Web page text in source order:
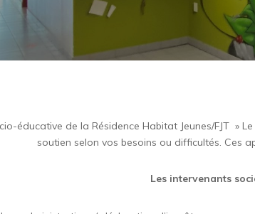
éducative de la Résidence Habitat Jeunes/FJT »
soutien selon vos besoins ou difficultés. Ces
Les intervenants